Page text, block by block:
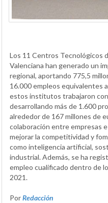
Los 11 Centros Tecnológicos
Valenciana han generado un
regional, aportando 775,5
16.000 empleos equivalentes
estos institutos trabajaron
desarrollando más de 1.600
alrededor de 167 millones de
colaboración entre empresas
mejorar la competitividad y
como inteligencia artificial,
industrial. Además, se ha
empleo cualificado dentro de
2021.
PorRedacción